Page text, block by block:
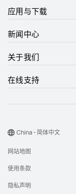
应用与下载
新闻中心
关于我们
在线支持
网站地图
使用条款
隐私声明
China - 简体中文